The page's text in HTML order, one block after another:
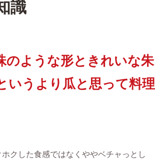
識
のような形ときれいな朱
いうより瓜と思って料理
クした食感ではなくややベチャっとし